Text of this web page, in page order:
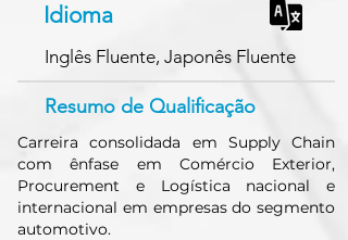
Idioma
Inglês Fluente, Japonês Fluente
Resumo de Qualificação
Carreira consolidada em Supply Chain
com ênfase em Comércio Exterior,
Procurement e Logística nacional e
internacional em empresas do segmento
automotivo.